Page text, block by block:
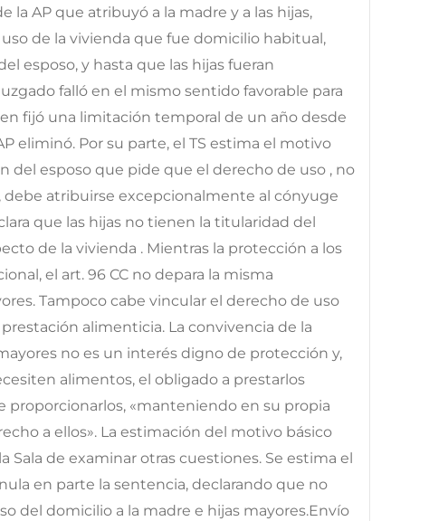
la AP que atribuyó a la madre y a las hijas,
de la vivienda que fue domicilio habitual,
esposo, y hasta que las hijas fueran
falló en el mismo sentido favorable para
fijó una limitación temporal de un año desde
eliminó. Por su parte, el TS estima el motivo
del esposo que pide que el derecho de uso , no
atribuirse excepcionalmente al cónyuge
que las hijas no tienen la titularidad del
de la vivienda . Mientras la protección a los
el art. 96 CC no depara la misma
Tampoco cabe vincular el derecho de uso
alimenticia. La convivencia de la
no es un interés digno de protección y,
alimentos, el obligado a prestarlos
proporcionarlos, «manteniendo en su propia
a ellos». La estimación del motivo básico
Sala de examinar otras cuestiones. Se estima el
en parte la sentencia, declarando que no
del domicilio a la madre e hijas mayores.Envío